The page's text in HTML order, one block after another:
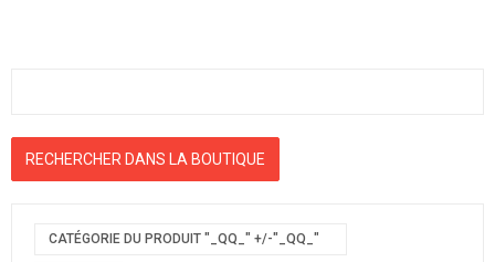
CATÉGORIE DU PRODUIT "_QQ_" +/-"_QQ_"